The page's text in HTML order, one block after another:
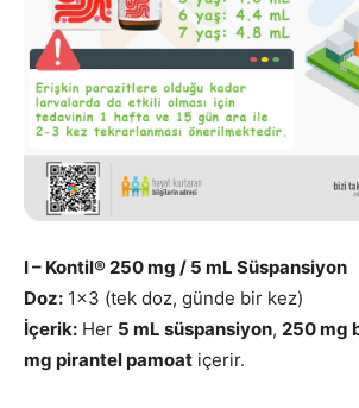
I – Kontil® 250 mg / 5 mL Süspansiyon
Doz: 1×3 (tek doz, günde bir kez)
İçerik: Her 5 mL süspansiyon, 250 mg
mg pirantel pamoat içerir.